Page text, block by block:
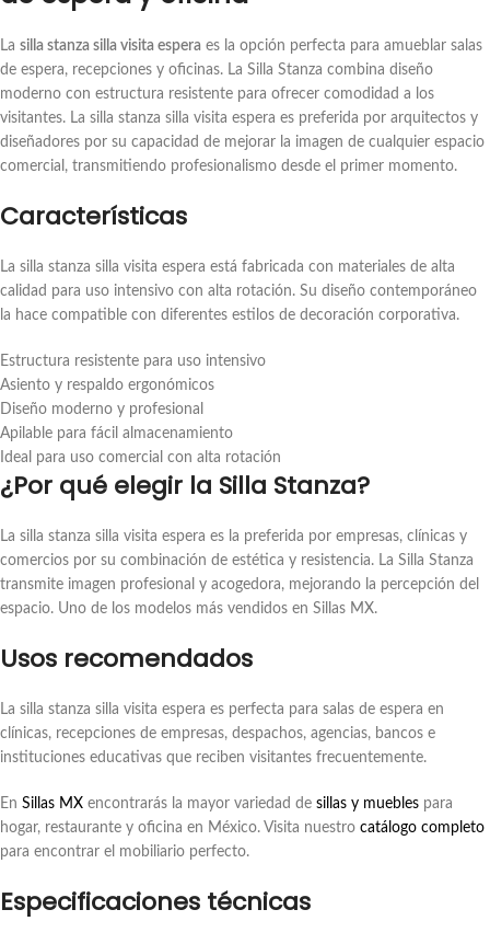
La silla stanza silla visita espera es la opción perfecta para amueblar salas
de espera, recepciones y oficinas. La Silla Stanza combina diseño
moderno con estructura resistente para ofrecer comodidad a los
visitantes. La silla stanza silla visita espera es preferida por arquitectos y
diseñadores por su capacidad de mejorar la imagen de cualquier espacio
comercial, transmitiendo profesionalismo desde el primer momento.
Características
La silla stanza silla visita espera está fabricada con materiales de alta
calidad para uso intensivo con alta rotación. Su diseño contemporáneo
la hace compatible con diferentes estilos de decoración corporativa.
Estructura resistente para uso intensivo
Asiento y respaldo ergonómicos
Diseño moderno y profesional
Apilable para fácil almacenamiento
Ideal para uso comercial con alta rotación
¿Por qué elegir la Silla Stanza?
La silla stanza silla visita espera es la preferida por empresas, clínicas y
comercios por su combinación de estética y resistencia. La Silla Stanza
transmite imagen profesional y acogedora, mejorando la percepción del
espacio. Uno de los modelos más vendidos en Sillas MX.
Usos recomendados
La silla stanza silla visita espera es perfecta para salas de espera en
clínicas, recepciones de empresas, despachos, agencias, bancos e
instituciones educativas que reciben visitantes frecuentemente.
En Sillas MX encontrarás la mayor variedad de sillas y muebles para
hogar, restaurante y oficina en México. Visita nuestro catálogo completo
para encontrar el mobiliario perfecto.
Especificaciones técnicas